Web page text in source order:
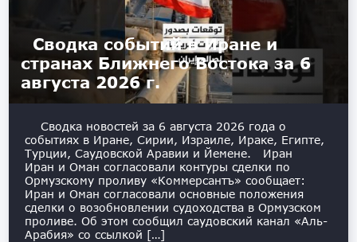
Сводка событий в Иране и
странах Ближнего Востока за 6
августа 2026 г.
Сводка новостей за 6 августа 2026 года о
событиях в Иране, Сирии, Израиле, Ираке, Египте,
Турции, Саудовской Аравии и Йемене. Иран
Иран и Оман согласовали контуры сделки по
Ормузскому проливу «Коммерсантъ» сообщает:
Иран и Оман согласовали основные положения
сделки о возобновлении судоходства в Ормузском
проливе. Об этом сообщил саудовский канал «Аль-
Арабия» со ссылкой […]